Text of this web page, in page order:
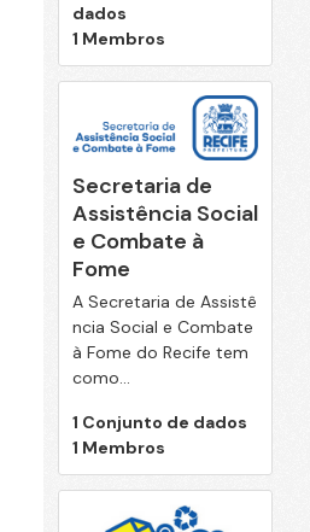
dados
1 Membros
Secretaria de
Assistência Social
e Combate à
Fome
A Secretaria de Assistê
ncia Social e Combate
à Fome do Recife tem
como...
1 Conjunto de dados
1 Membros